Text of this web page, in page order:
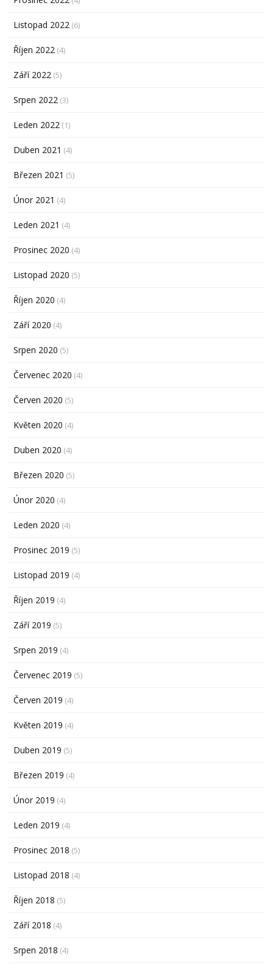
Listopad 2022 (6)
Říjen 2022 (4)
Září 2022 (5)
Srpen 2022 (3)
Leden 2022 (1)
Duben 2021 (4)
Březen 2021 (5)
Únor 2021 (4)
Leden 2021 (4)
Prosinec 2020 (4)
Listopad 2020 (5)
Říjen 2020 (4)
Září 2020 (4)
Srpen 2020 (5)
Červenec 2020 (4)
Červen 2020 (5)
Květen 2020 (4)
Duben 2020 (4)
Březen 2020 (5)
Únor 2020 (4)
Leden 2020 (4)
Prosinec 2019 (5)
Listopad 2019 (4)
Říjen 2019 (4)
Září 2019 (5)
Srpen 2019 (4)
Červenec 2019 (5)
Červen 2019 (4)
Květen 2019 (4)
Duben 2019 (5)
Březen 2019 (4)
Únor 2019 (4)
Leden 2019 (4)
Prosinec 2018 (5)
Listopad 2018 (4)
Říjen 2018 (5)
Září 2018 (4)
Srpen 2018 (4)